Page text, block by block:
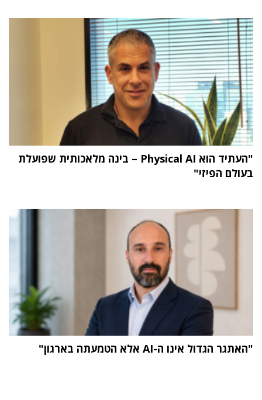
"העתיד הוא Physical AI – בינה מלאכותית שפועלת
בעולם הפיזי"
"האתגר הגדול אינו ה-AI אלא הטמעתה בארגון"